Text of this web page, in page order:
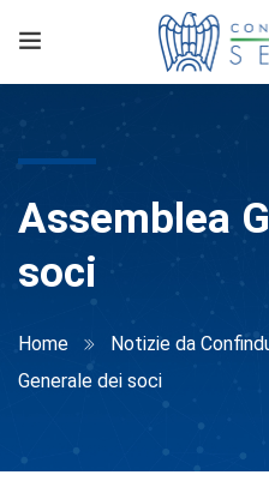
Assemblea
soci
Home Notizie da
Generale dei soci